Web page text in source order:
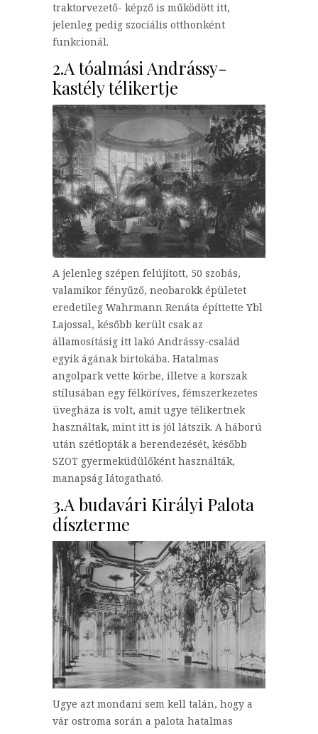
traktorvezető- képző is működött itt,
jelenleg pedig szociális otthonként
funkcionál.
2.A tóalmási Andrássy-
kastély télikertje
A jelenleg szépen felújított, 50 szobás,
valamikor fényűző, neobarokk épületet
eredetileg Wahrmann Renáta építtette Ybl
Lajossal, később került csak az
államosításig itt lakó Andrássy-család
egyik ágának birtokába. Hatalmas
angolpark vette körbe, illetve a korszak
stílusában egy félköríves, fémszerkezetes
üvegháza is volt, amit ugye télikertnek
használtak, mint itt is jól látszik. A háború
után szétlopták a berendezését, később
SZOT gyermeküdülőként használták,
manapság látogatható.
3.A budavári Királyi Palota
díszterme
Ugye azt mondani sem kell talán, hogy a
vár ostroma során a palota hatalmas